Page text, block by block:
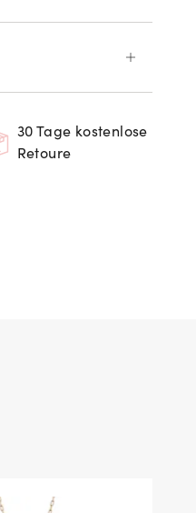
30 Tage kostenlose
Retoure